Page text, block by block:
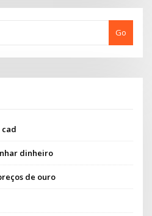
Go
dinheiro
de ouro